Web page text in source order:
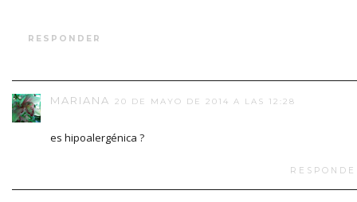
RESPONDER
MARIANA 20 DE MAYO DE 2014 A LAS 12:28
es hipoalergénica ?